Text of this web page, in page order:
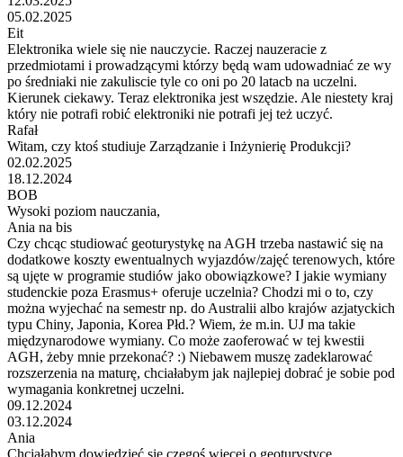
05.02.2025
Eit
Elektronika wiele się nie nauczycie. Raczej nauzeracie z
przedmiotami i prowadzącymi którzy będą wam udowadniać ze wy
po średniaki nie zakuliscie tyle co oni po 20 latacb na uczelni.
Kierunek ciekawy. Teraz elektronika jest wszędzie. Ale niestety kraj
który nie potrafi robić elektroniki nie potrafi jej też uczyć.
Rafał
Witam, czy ktoś studiuje Zarządzanie i Inżynierię Produkcji?
02.02.2025
18.12.2024
BOB
Wysoki poziom nauczania,
Ania na bis
Czy chcąc studiować geoturystykę na AGH trzeba nastawić się na
dodatkowe koszty ewentualnych wyjazdów/zajęć terenowych, które
są ujęte w programie studiów jako obowiązkowe? I jakie wymiany
studenckie poza Erasmus+ oferuje uczelnia? Chodzi mi o to, czy
można wyjechać na semestr np. do Australii albo krajów azjatyckich
typu Chiny, Japonia, Korea Płd.? Wiem, że m.in. UJ ma takie
międzynarodowe wymiany. Co może zaoferować w tej kwestii
AGH, żeby mnie przekonać? :) Niebawem muszę zadeklarować
rozszerzenia na maturę, chciałabym jak najlepiej dobrać je sobie pod
wymagania konkretnej uczelni.
09.12.2024
03.12.2024
Ania
Chciałabym dowiedzieć się czegoś więcej o geoturystyce.